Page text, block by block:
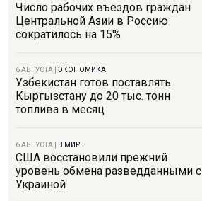
Число рабочих въездов граждан
Центральной Азии в Россию
сократилось на 15%
6 АВГУСТА ЭКОНОМИКА
Узбекистан готов поставлять
Кыргызстану до 20 тыс. тонн
топлива в месяц
6 АВГУСТА В МИРЕ
США восстановили прежний
уровень обмена разведданными с
Украиной